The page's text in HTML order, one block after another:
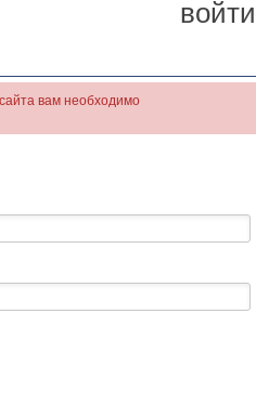
войти
вам необходимо